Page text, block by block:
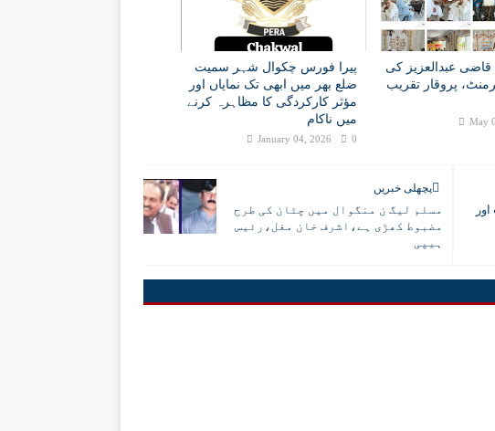
قاضی عبدالعزیز کی
پروقار تقریب
May
پیرا فورس چکوال شہر سمیت
ضلع بھر میں ابھی تک نمایاں اور
مؤثر کارکردگی کا مظاہرہ کرنے
میں ناکام
January 04, 2026 0
پچھلی خبریں
مسلم لیگ ن منگوال میں چٹان کی طرح
مضبوط کھڑی ہے،اشرف خان مغل،رئیس
ہیپی